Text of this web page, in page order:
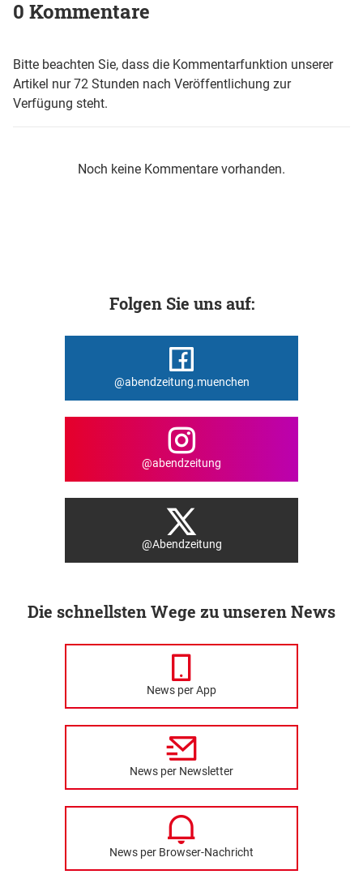
0 Kommentare
Bitte beachten Sie, dass die Kommentarfunktion unserer
Artikel nur 72 Stunden nach Veröffentlichung zur
Verfügung steht.
Noch keine Kommentare vorhanden.
Folgen Sie uns auf:
@abendzeitung.muenchen
@abendzeitung
@Abendzeitung
Die schnellsten Wege zu unseren News
News per App
News per Newsletter
News per Browser-Nachricht